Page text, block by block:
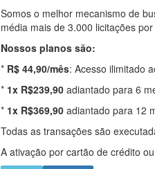
Somos o melhor mecanismo de
média mais de 3.000 licitações por
Nossos planos são:
* R$ 44,90/mês: Acesso ilimitado
* 1x R$239,90 adiantado para 6
* 1x R$369,90 adiantado para 12
Todas as transações são
A ativação por cartão de crédito